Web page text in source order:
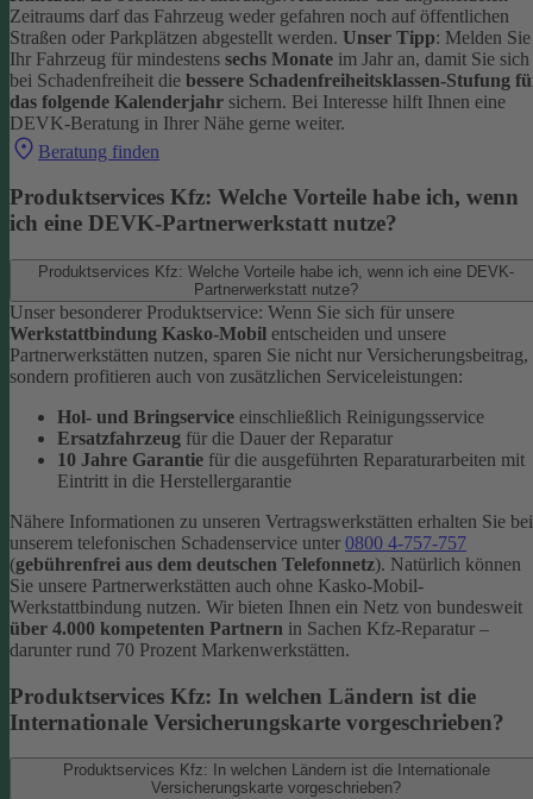
Zeitraums darf das Fahrzeug weder gefahren noch auf öffentlichen
Straßen oder Parkplätzen abgestellt werden. Unser Tipp: Melden Sie
Ihr Fahrzeug für mindestens sechs Monate im Jahr an, damit Sie sich
bei Schadenfreiheit die bessere Schadenfreiheitsklassen-Stufung
das folgende Kalenderjahr sichern. Bei Interesse hilft Ihnen eine
DEVK-Beratung in Ihrer Nähe gerne weiter.
Beratung finden
Produktservices Kfz: Welche Vorteile habe ich, wenn
ich eine DEVK-Partnerwerkstatt nutze?
Produktservices Kfz: Welche Vorteile habe ich, wenn ich eine DEVK-
Partnerwerkstatt nutze?
Unser besonderer Produktservice: Wenn Sie sich für unsere
Werkstattbindung Kasko-Mobil entscheiden und unsere
Partnerwerkstätten nutzen, sparen Sie nicht nur Versicherungsbeitrag,
sondern profitieren auch von zusätzlichen Serviceleistungen:
Hol- und Bringservice einschließlich Reinigungsservice
Ersatzfahrzeug für die Dauer der Reparatur
10 Jahre Garantie für die ausgeführten Reparaturarbeiten mit
Eintritt in die Herstellergarantie
Nähere Informationen zu unseren Vertragswerkstätten erhalten Sie bei
unserem telefonischen Schadenservice unter 0800 4-757-757
(gebührenfrei aus dem deutschen Telefonnetz). Natürlich können
Sie unsere Partnerwerkstätten auch ohne Kasko-Mobil-
Werkstattbindung nutzen. Wir bieten Ihnen ein Netz von bundesweit
über 4.000 kompetenten Partnern in Sachen Kfz-Reparatur –
darunter rund 70 Prozent Markenwerkstätten.
Produktservices Kfz: In welchen Ländern ist die
Internationale Versicherungskarte vorgeschrieben?
Produktservices Kfz: In welchen Ländern ist die Internationale
Versicherungskarte vorgeschrieben?